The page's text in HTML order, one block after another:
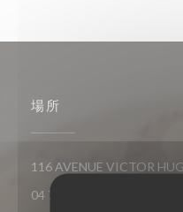
場所
116 AVENUE VICTOR
04 75 44 00 04